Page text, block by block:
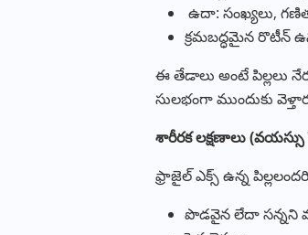
ఉదా: సంఖ్యలు,
క్రమబద్ధమైన రొటీన్
ఈ తేడాలు అంటే పిల్లలు
సులభంగా ముందుకు
శారీరకలక్షణాలు(వయస్సు
ఫ్రాజైల్ ఎక్స్ ఉన్న
పొడవైన లేదా సన్నని